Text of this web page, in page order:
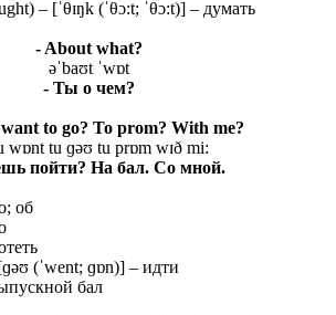
– [ˈθɪŋk (ˈθɔ:t; ˈθɔ:t)] – думать
- About what?
əˈbaʊt ˈwɒt
- Ты о чем?
to go? To prom? With me?
wɒnt tu ɡəʊ tu prɒm wɪð mi:
пойти? На бал. Со мной.
об
(ˈwent; ɡɒn)] – идти
бал